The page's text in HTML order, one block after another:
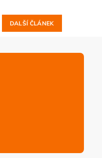
DALŠÍ ČLÁNEK